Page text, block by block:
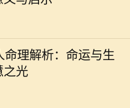
重要概念，常常引发人们
命理解析：命运与生
之光
文化中，命理学是一门博
问。对于1960年出生的
年生人”，他们的命理特
引着众多人的关注。根据
发展的社会中，许多人为